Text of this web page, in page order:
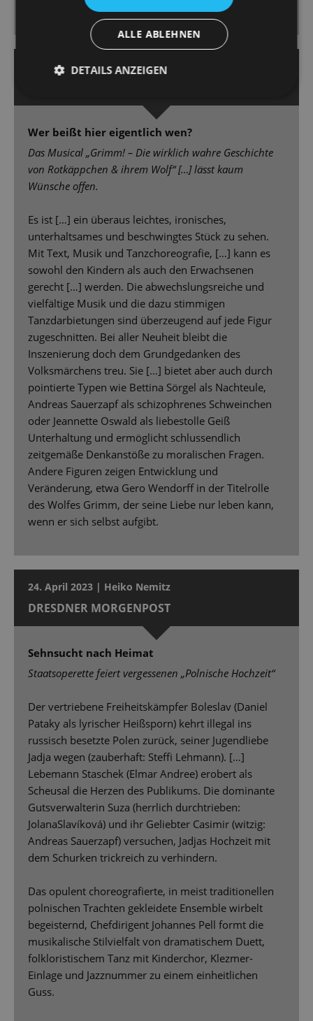
seine Revuepuppen elegant und witzig tanzen. [...]
7. Juni 2023 | Friederike Partzsch
Wer beißt hier eigentlich wen?
Das Musical „Grimm! – Die wirklich wahre Geschichte
von Rotkäppchen & ihrem Wolf“ […] lässt kaum
Wünsche offen.
Es ist […] ein überaus leichtes, ironisches,
unterhaltsames und beschwingtes Stück zu sehen.
Mit Text, Musik und Tanzchoreografie, […] kann es
sowohl den Kindern als auch den Erwachsenen
gerecht […] werden. Die abwechslungsreiche und
vielfältige Musik und die dazu stimmigen
Tanzdarbietungen sind überzeugend auf jede Figur
zugeschnitten. Bei aller Neuheit bleibt die
Inszenierung doch dem Grundgedanken des
Volksmärchens treu. Sie […] bietet aber auch durch
pointierte Typen wie Bettina Sörgel als Nachteule,
Andreas Sauerzapf als schizophrenes Schweinchen
oder Jeannette Oswald als liebestolle Geiß
Unterhaltung und ermöglicht schlussendlich
zeitgemäße Denkanstöße zu moralischen Fragen.
Andere Figuren zeigen Entwicklung und
Veränderung, etwa Gero Wendorff in der Titelrolle
des Wolfes Grimm, der seine Liebe nur leben kann,
wenn er sich selbst aufgibt.
24. April 2023 | Heiko Nemitz
DRESDNER MORGENPOST
Sehnsucht nach Heimat
Staatsoperette feiert vergessenen „Polnische Hochzeit“
Der vertriebene Freiheitskämpfer Boleslav (Daniel
Pataky als lyrischer Heißsporn) kehrt illegal ins
russisch besetzte Polen zurück, seiner Jugendliebe
Jadja wegen (zauberhaft: Stefﬁ Lehmann). […]
Lebemann Staschek (Elmar Andree) erobert als
Scheusal die Herzen des Publikums. Die dominante
Gutsverwalterin Suza (herrlich durchtrieben:
JolanaSlavíková) und ihr Geliebter Casimir (witzig:
Andreas Sauerzapf) versuchen, Jadjas Hochzeit mit
dem Schurken trickreich zu verhindern.
Das opulent choreograﬁerte, in meist traditionellen
polnischen Trachten gekleidete Ensemble wirbelt
begeisternd, Chefdirigent Johannes Pell formt die
musikalische Stilvielfalt von dramatischem Duett,
folkloristischem Tanz mit Kinderchor, Klezmer-
Einlage und Jazznummer zu einem einheitlichen
Guss.
ALLE ABLEHNEN
DETAILS ANZEIGEN